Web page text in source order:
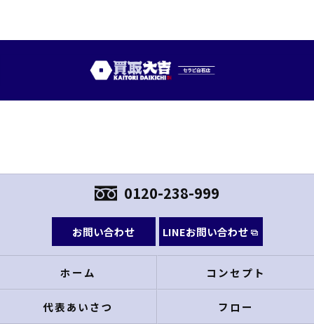
0120-238-999
お問い合わせ LINEお問い合わせ
ホーム コンセプト
代表あいさつ フロー